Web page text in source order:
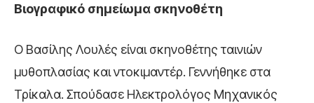
Βιογραφικό σημείωμα σκηνοθέτη
Ο Βασίλης Λουλές είναι σκηνοθέτης ταινιών
μυθοπλασίας και ντοκιμαντέρ. Γεννήθηκε στα
Τρίκαλα. Σπούδασε Ηλεκτρολόγος Μηχανικός